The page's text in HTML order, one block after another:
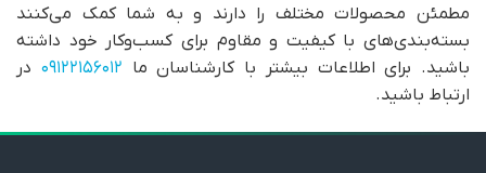
مطمئن محصولات مختلف را دارند و به شما کمک می‌کنند
بسته‌بندی‌های با کیفیت و مقاوم برای کسب‌وکار خود داشته
باشید. برای اطلاعات بیشتر با کارشناسان ما 09122156012 در
ارتباط باشید.